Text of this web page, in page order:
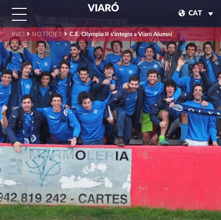
VIARÓ
CAT
INICI NOTÍCIES C.E. Olympia II s’integra a Viaró Alumni